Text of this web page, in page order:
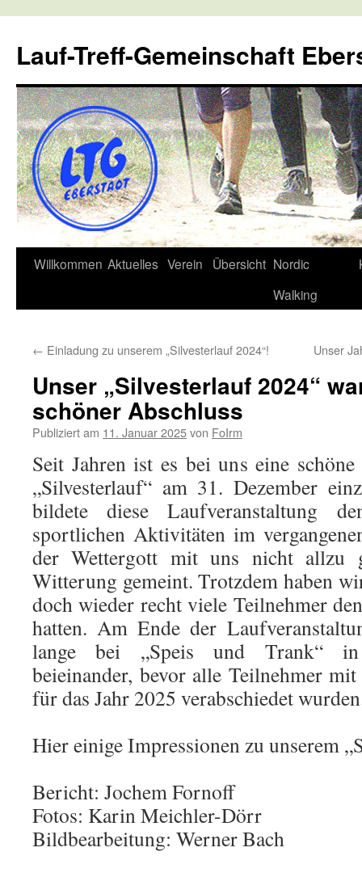
Lauf-Treff-Gemeinschaft
Zum
Willkommen Aktuelles Verein Übersicht Nordic
Walking
← Einladung zu unserem „Silvesterlauf 2024“! Unser
Unser „Silvesterlauf 2024“
schöner Abschluss
Publiziert am 11. Januar 2025von FoIrm
Seit Jahren ist es bei uns eine
„Silvesterlauf“ am 31. Dezember
bildete diese Laufveranstaltung
sportlichen Aktivitäten im
der Wettergott mit uns nicht allzu
Witterung gemeint. Trotzdem haben
doch wieder recht viele Teilnehmer
hatten. Am Ende der
lange bei „Speis und Trank“ in
beieinander, bevor alle Teilnehmer
für das Jahr 2025 verabschiedet
Hier einige Impressionen zu unserem
Bericht: Jochem Fornoff
Fotos: Karin Meichler-Dörr
Bildbearbeitung: Werner Bach